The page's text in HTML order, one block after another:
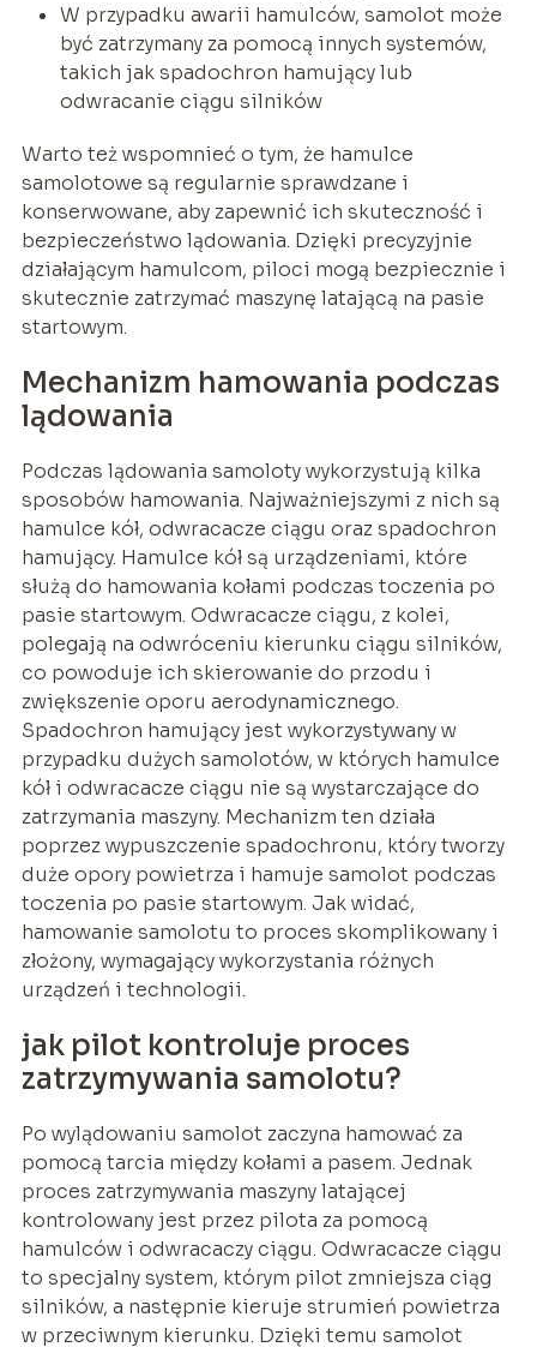
W przypadku awarii hamulców, samolot może
być zatrzymany za pomocą innych systemów,
takich jak spadochron hamujący lub
odwracanie ciągu silników
Warto też wspomnieć o tym, że hamulce
samolotowe są regularnie sprawdzane i
konserwowane, aby zapewnić ich skuteczność i
bezpieczeństwo lądowania. Dzięki precyzyjnie
działającym hamulcom, piloci mogą bezpiecznie i
skutecznie zatrzymać maszynę latającą na pasie
startowym.
Mechanizm hamowania podczas
lądowania
Podczas lądowania samoloty wykorzystują kilka
sposobów hamowania. Najważniejszymi z nich są
hamulce kół, odwracacze ciągu oraz spadochron
hamujący. Hamulce kół są urządzeniami, które
służą do hamowania kołami podczas toczenia po
pasie startowym. Odwracacze ciągu, z kolei,
polegają na odwróceniu kierunku ciągu silników,
co powoduje ich skierowanie do przodu i
zwiększenie oporu aerodynamicznego.
Spadochron hamujący jest wykorzystywany w
przypadku dużych samolotów, w których hamulce
kół i odwracacze ciągu nie są wystarczające do
zatrzymania maszyny. Mechanizm ten działa
poprzez wypuszczenie spadochronu, który tworzy
duże opory powietrza i hamuje samolot podczas
toczenia po pasie startowym. Jak widać,
hamowanie samolotu to proces skomplikowany i
złożony, wymagający wykorzystania różnych
urządzeń i technologii.
jak pilot kontroluje proces
zatrzymywania samolotu?
Po wylądowaniu samolot zaczyna hamować za
pomocą tarcia między kołami a pasem. Jednak
proces zatrzymywania maszyny latającej
kontrolowany jest przez pilota za pomocą
hamulców i odwracaczy ciągu. Odwracacze ciągu
to specjalny system, którym pilot zmniejsza ciąg
silników, a następnie kieruje strumień powietrza
w przeciwnym kierunku. Dzięki temu samolot